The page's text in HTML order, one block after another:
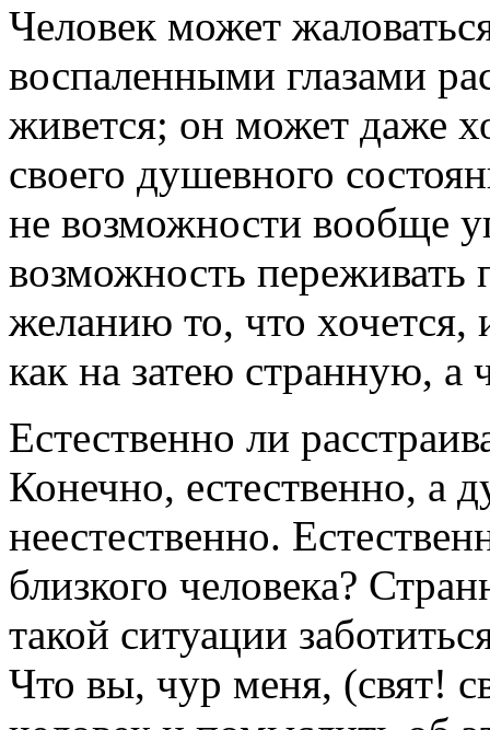
Человек может
воспаленными глазами
живется; он может даже
своего душевного
не возможности вообще
возможность переживать
желанию то, что
как на затею странную, а
Естественно ли
Конечно, естественно, а
неестественно.
близкого человека?
такой ситуации
Что вы, чур меня, (свят!